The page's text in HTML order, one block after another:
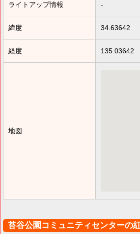
ライトアップ情報 -
緯度 34.63642
経度 135.03642
地図
苔谷公園コミュニティセンターの